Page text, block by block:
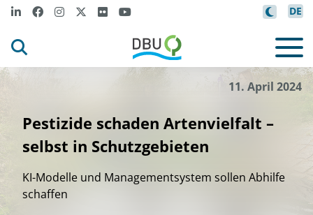
DE
©
And
r é Künze
lm ann
/
UFZ
11. April 2024
Pestizide schaden Artenvielfalt –
selbst in Schutzgebieten
KI-Modelle und Managementsystem sollen Abhilfe
schaffen